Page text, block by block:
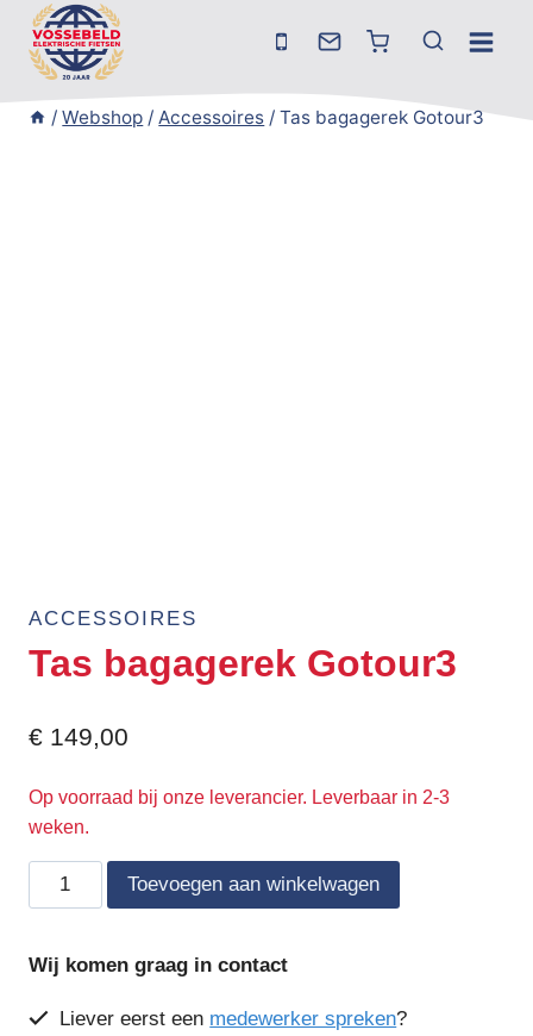
Doorgaan
naar
inhoud
/ Webshop / Accessoires / Tas bagagerek Gotour3
ACCESSOIRES
Tas bagagerek Gotour3
€ 149,00
Op voorraad bij onze leverancier. Leverbaar in 2-3
weken.
bagagerek
aantal
Toevoegen aan winkelwagen
Wij komen graag in contact
Liever eerst een medewerker spreken?